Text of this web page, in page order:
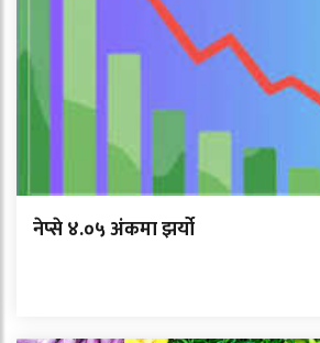
नेप्से ४.०५ अंकमा झर्यो